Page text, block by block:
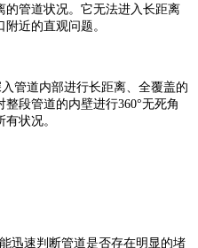
的管道状况。它无法进入长距离
近的直观问题。
道内部进行长距离、全覆盖的
段管道的内壁进行360°无死角
状况。
速判断管道是否存在明显的堵